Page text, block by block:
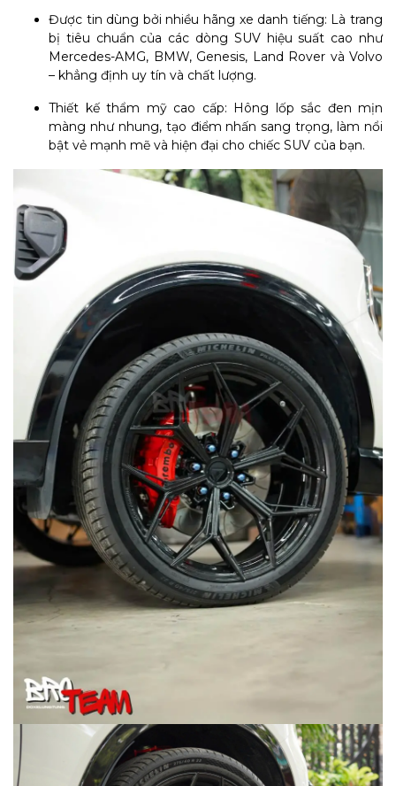
Được tin dùng bởi nhiều hãng xe danh tiếng: Là trang
bị tiêu chuẩn của các dòng SUV hiệu suất cao như
Mercedes-AMG, BMW, Genesis, Land Rover và Volvo
– khẳng định uy tín và chất lượng.
Thiết kế thẩm mỹ cao cấp: Hông lốp sắc đen mịn
màng như nhung, tạo điểm nhấn sang trọng, làm nổi
bật vẻ mạnh mẽ và hiện đại cho chiếc SUV của bạn.